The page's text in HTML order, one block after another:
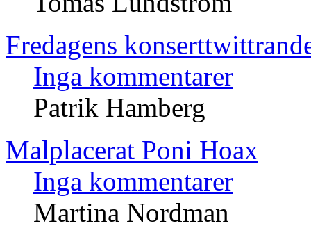
Fredagens
Inga kommentarer
Patrik Hamberg
Malplacerat Poni Hoax
Inga kommentarer
Martina Nordman